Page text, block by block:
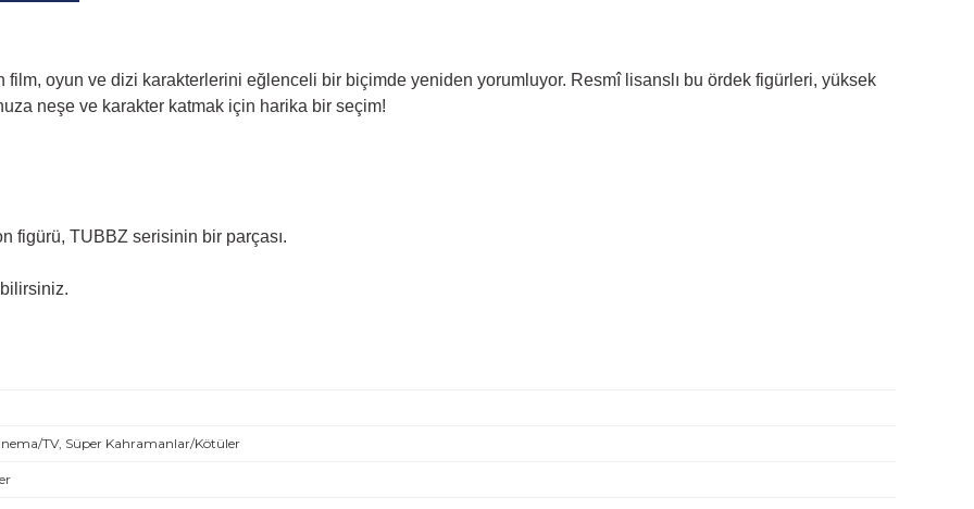
film, oyun ve dizi karakterlerini eğlenceli bir biçimde yeniden yorumluyor. Resmî lisanslı bu ördek figürleri, yüksek
neşe ve karakter katmak için harika bir seçim!
figürü, TUBBZ serisinin bir parçası.
TV, Süper Kahramanlar/Kötüler